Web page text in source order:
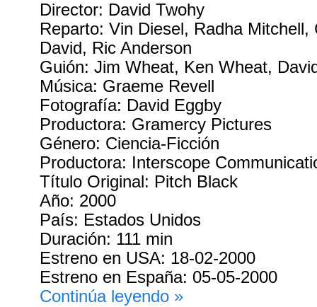
Director: David Twohy
Reparto: Vin Diesel, Radha Mitchell,
David, Ric Anderson
Guión: Jim Wheat, Ken Wheat,
Música: Graeme Revell
Fotografía: David Eggby
Productora: Gramercy Pictures
Género: Ciencia-Ficción
Productora: Interscope
Título Original: Pitch Black
Año: 2000
País: Estados Unidos
Duración: 111 min
Estreno en USA: 18-02-2000
Estreno en España: 05-05-2000
Continúa leyendo »